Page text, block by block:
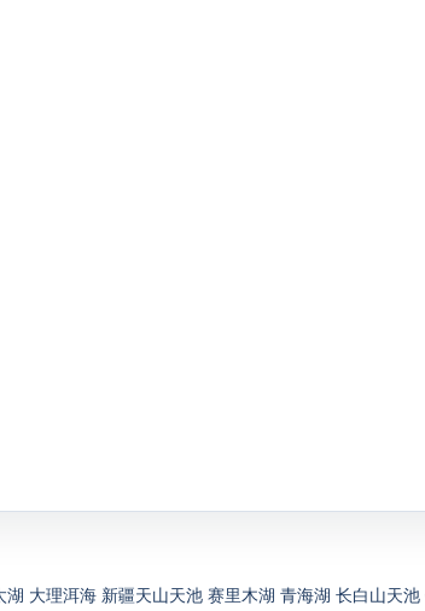
湖 大理洱海 新疆天山天池 赛里木湖 青海湖 长白山天池